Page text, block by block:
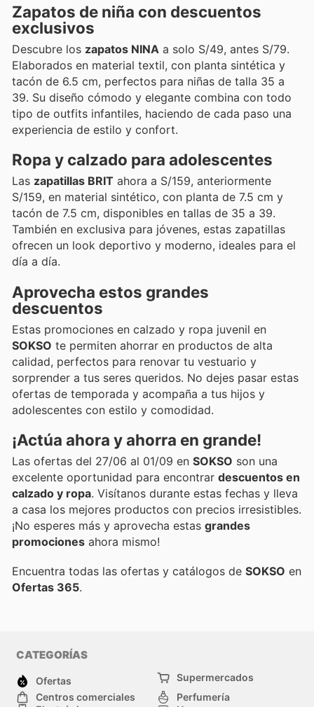
Zapatos de niña con descuentos
exclusivos
Descubre los zapatos NINA a solo S/49, antes S/79.
Elaborados en material textil, con planta sintética y
tacón de 6.5 cm, perfectos para niñas de talla 35 a
39. Su diseño cómodo y elegante combina con todo
tipo de outfits infantiles, haciendo de cada paso una
experiencia de estilo y confort.
Ropa y calzado para adolescentes
Las zapatillas BRIT ahora a S/159, anteriormente
S/159, en material sintético, con planta de 7.5 cm y
tacón de 7.5 cm, disponibles en tallas de 35 a 39.
También en exclusiva para jóvenes, estas zapatillas
ofrecen un look deportivo y moderno, ideales para el
día a día.
Aprovecha estos grandes
descuentos
Estas promociones en calzado y ropa juvenil en
SOKSO te permiten ahorrar en productos de alta
calidad, perfectos para renovar tu vestuario y
sorprender a tus seres queridos. No dejes pasar estas
ofertas de temporada y acompaña a tus hijos y
adolescentes con estilo y comodidad.
¡Actúa ahora y ahorra en grande!
Las ofertas del 27/06 al 01/09 en SOKSO son una
excelente oportunidad para encontrar descuentos en
calzado y ropa. Visítanos durante estas fechas y lleva
a casa los mejores productos con precios irresistibles.
¡No esperes más y aprovecha estas grandes
promociones ahora mismo!
Encuentra todas las ofertas y catálogos de SOKSO en
Ofertas 365.
CATEGORÍAS
Ofertas
Supermercados
Centros comerciales
Perfumería